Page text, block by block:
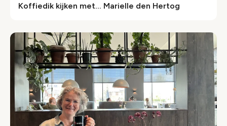
Koffiedik kijken met… Marielle den Hertog